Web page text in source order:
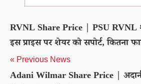
RVNL Share Price | PSU
इस प्राइस पर शेयर को सपोर्ट, कितना
« Previous News
Adani Wilmar Share Price |